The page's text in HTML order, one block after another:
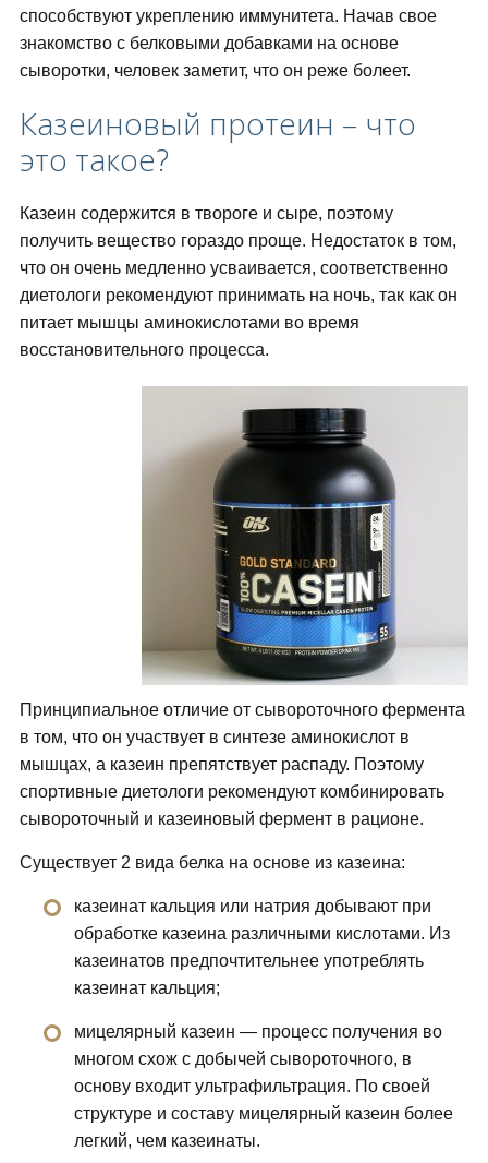
способствуют укреплению иммунитета. Начав свое
знакомство с белковыми добавками на основе
сыворотки, человек заметит, что он реже болеет.
Казеиновый протеин – что
это такое?
Казеин содержится в твороге и сыре, поэтому
получить вещество гораздо проще. Недостаток в том,
что он очень медленно усваивается, соответственно
диетологи рекомендуют принимать на ночь, так как он
питает мышцы аминокислотами во время
восстановительного процесса.
Принципиальное отличие от сывороточного фермента
в том, что он участвует в синтезе аминокислот в
мышцах, а казеин препятствует распаду. Поэтому
спортивные диетологи рекомендуют комбинировать
сывороточный и казеиновый фермент в рационе.
Существует 2 вида белка на основе из казеина:
казеинат кальция или натрия добывают при
обработке казеина различными кислотами. Из
казеинатов предпочтительнее употреблять
казеинат кальция;
мицелярный казеин — процесс получения во
многом схож с добычей сывороточного, в
основу входит ультрафильтрация. По своей
структуре и составу мицелярный казеин более
легкий, чем казеинаты.